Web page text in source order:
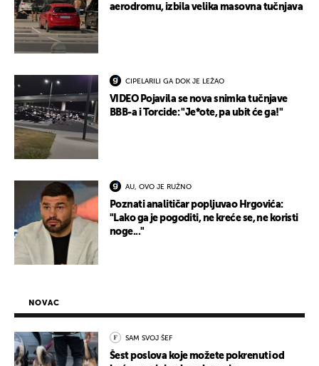
aerodromu, izbila velika masovna tučnjava
CIPELARILI GA DOK JE LEŽAO
VIDEO Pojavila se nova snimka tučnjave
BBB-a i Torcide: "Je*ote, pa ubit će ga!"
AU, OVO JE RUŽNO
Poznati analitičar popljuvao Hrgovića:
"Lako ga je pogoditi, ne kreće se, ne koristi
noge..."
NOVAC
SAM SVOJ ŠEF
Šest poslova koje možete pokrenuti od